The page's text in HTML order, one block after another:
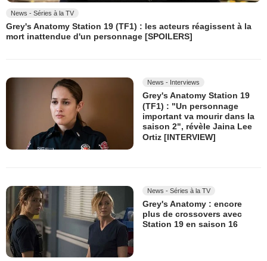
News - Séries à la TV
Grey's Anatomy Station 19 (TF1) : les acteurs réagissent à la
mort inattendue d'un personnage [SPOILERS]
News - Interviews
Grey's Anatomy Station 19
(TF1) : "Un personnage
important va mourir dans la
saison 2", révèle Jaina Lee
Ortiz [INTERVIEW]
News - Séries à la TV
Grey's Anatomy : encore
plus de crossovers avec
Station 19 en saison 16